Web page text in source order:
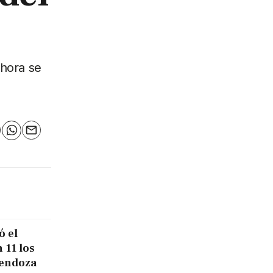
se
WhatsApp
Email
el
11 los